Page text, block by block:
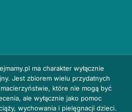
ma charakter wyłącznie
Jest zbiorem wielu przydatnych
które nie mogą być
ale wyłącznie jako pomoc
wychowania i pielęgnacji dzieci.